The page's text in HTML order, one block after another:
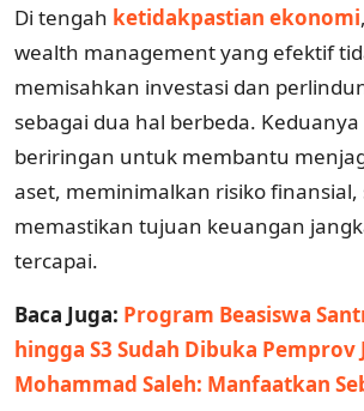
Di tengah ketidakpastian ekonomi
wealth management yang efektif
memisahkan investasi dan
sebagai dua hal berbeda.
beriringan untuk membantu
aset, meminimalkan risiko finansial,
memastikan tujuan keuangan
tercapai.
Baca Juga: Program Beasiswa
hingga S3 Sudah Dibuka Pemprov
Mohammad Saleh: Manfaatkan